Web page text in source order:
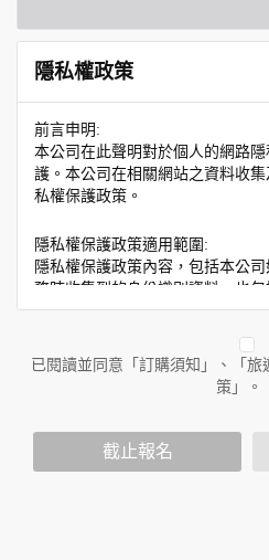
隱私權政策
前言申明:
本公司在此聲明對於個人的網路
護。本公司在相關網站之資料收
私權保護政策。
隱私權保護政策適用範圍:
隱私權保護政策內容，包括本公
務時收集到的身份識別資料，也
作與本公司合作時分享的任何身
人員。例如您透過本公司旗下網站
放連結的廠商也可能蒐集您個人
人資訊，這些廣告廠商或連結網
您個人在本網站上的聊天室或討
已閱讀並同意「訂購須知」、「
策」。
截止報名